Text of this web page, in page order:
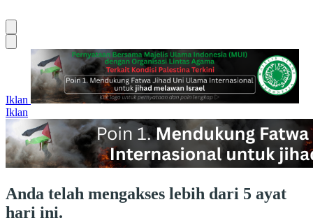
Iklan
Iklan
Anda telah mengakses lebih dari 5 ayat
hari ini.